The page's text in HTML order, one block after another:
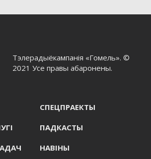
Тэлерадыёкампанія «Гомель». ©
2021 Усе правы абаронены.
СПЕЦПРАЕКТЫ
ПАДКАСТЫ
НАВIНЫ